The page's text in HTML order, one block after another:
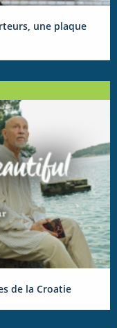
une plaque
de la Croatie